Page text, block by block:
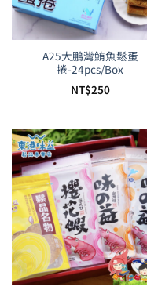
A25大鵬灣鮪魚鬆蛋
捲-24pcs/Box
NT$250